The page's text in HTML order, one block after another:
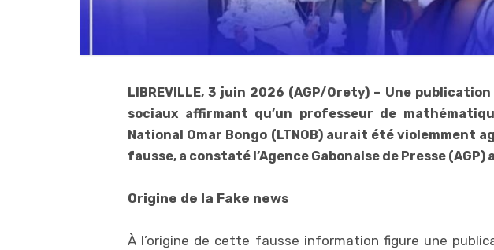
LIBREVILLE, 3 juin 2026 (AGP/Orety) – Une
sociaux affirmant qu’un professeur de
National Omar Bongo (LTNOB) aurait été violemment
fausse, a constaté l’Agence Gabonaise de Presse
Origine de la Fake news
À l’origine de cette fausse information figure une